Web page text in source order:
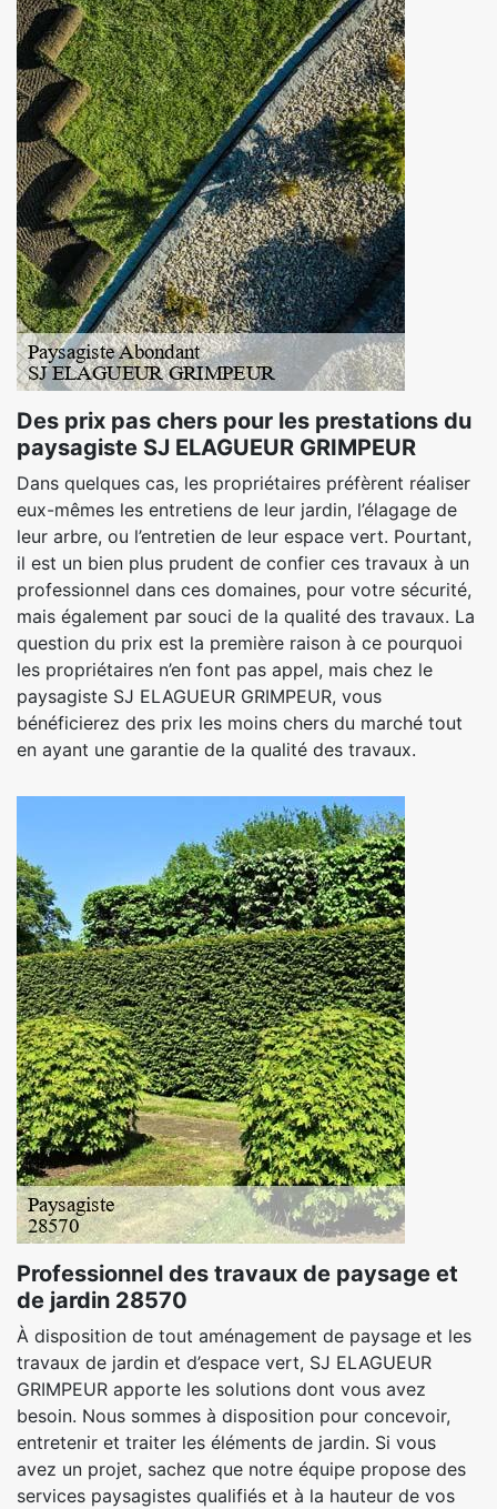
Des prix pas chers pour les prestations du
paysagiste SJ ELAGUEUR GRIMPEUR
Dans quelques cas, les propriétaires préfèrent réaliser
eux-mêmes les entretiens de leur jardin, l’élagage de
leur arbre, ou l’entretien de leur espace vert. Pourtant,
il est un bien plus prudent de confier ces travaux à un
professionnel dans ces domaines, pour votre sécurité,
mais également par souci de la qualité des travaux. La
question du prix est la première raison à ce pourquoi
les propriétaires n’en font pas appel, mais chez le
paysagiste SJ ELAGUEUR GRIMPEUR, vous
bénéficierez des prix les moins chers du marché tout
en ayant une garantie de la qualité des travaux.
Professionnel des travaux de paysage et
de jardin 28570
À disposition de tout aménagement de paysage et les
travaux de jardin et d’espace vert, SJ ELAGUEUR
GRIMPEUR apporte les solutions dont vous avez
besoin. Nous sommes à disposition pour concevoir,
entretenir et traiter les éléments de jardin. Si vous
avez un projet, sachez que notre équipe propose des
services paysagistes qualifiés et à la hauteur de vos